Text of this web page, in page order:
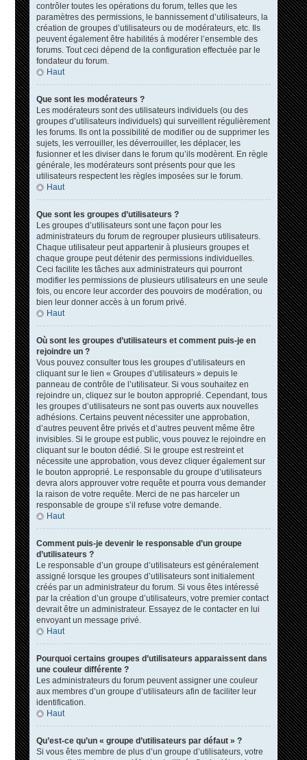
contrôler toutes les opérations du forum, telles que les
paramètres des permissions, le bannissement d’utilisateurs, la
création de groupes d’utilisateurs ou de modérateurs, etc. Ils
peuvent également être habilités à modérer l’ensemble des
forums. Tout ceci dépend de la configuration effectuée par le
fondateur du forum.
Haut
Que sont les modérateurs ?
Les modérateurs sont des utilisateurs individuels (ou des
groupes d’utilisateurs individuels) qui surveillent régulièrement
les forums. Ils ont la possibilité de modifier ou de supprimer les
sujets, les verrouiller, les déverrouiller, les déplacer, les
fusionner et les diviser dans le forum qu’ils modèrent. En règle
générale, les modérateurs sont présents pour que les
utilisateurs respectent les règles imposées sur le forum.
Haut
Que sont les groupes d’utilisateurs ?
Les groupes d’utilisateurs sont une façon pour les
administrateurs du forum de regrouper plusieurs utilisateurs.
Chaque utilisateur peut appartenir à plusieurs groupes et
chaque groupe peut détenir des permissions individuelles.
Ceci facilite les tâches aux administrateurs qui pourront
modifier les permissions de plusieurs utilisateurs en une seule
fois, ou encore leur accorder des pouvoirs de modération, ou
bien leur donner accès à un forum privé.
Haut
Où sont les groupes d’utilisateurs et comment puis-je en
rejoindre un ?
Vous pouvez consulter tous les groupes d’utilisateurs en
cliquant sur le lien « Groupes d’utilisateurs » depuis le
panneau de contrôle de l’utilisateur. Si vous souhaitez en
rejoindre un, cliquez sur le bouton approprié. Cependant, tous
les groupes d’utilisateurs ne sont pas ouverts aux nouvelles
adhésions. Certains peuvent nécessiter une approbation,
d’autres peuvent être privés et d’autres peuvent même être
invisibles. Si le groupe est public, vous pouvez le rejoindre en
cliquant sur le bouton dédié. Si le groupe est restreint et
nécessite une approbation, vous devez cliquer également sur
le bouton approprié. Le responsable du groupe d’utilisateurs
devra alors approuver votre requête et pourra vous demander
la raison de votre requête. Merci de ne pas harceler un
responsable de groupe s’il refuse votre demande.
Haut
Comment puis-je devenir le responsable d’un groupe
d’utilisateurs ?
Le responsable d’un groupe d’utilisateurs est généralement
assigné lorsque les groupes d’utilisateurs sont initialement
créés par un administrateur du forum. Si vous êtes intéressé
par la création d’un groupe d’utilisateurs, votre premier contact
devrait être un administrateur. Essayez de le contacter en lui
envoyant un message privé.
Haut
Pourquoi certains groupes d’utilisateurs apparaissent dans
une couleur différente ?
Les administrateurs du forum peuvent assigner une couleur
aux membres d’un groupe d’utilisateurs afin de faciliter leur
identification.
Haut
Qu’est-ce qu’un « groupe d’utilisateurs par défaut » ?
Si vous êtes membre de plus d’un groupe d’utilisateurs, votre